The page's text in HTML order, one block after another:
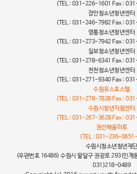
(TEL : 031-226-1601 Fax :
장안청소년청년센터
(TEL : 031-246-7982 Fax :
영통청소년청년센터
(TEL : 031-273-7942 Fax :
칠보청소년청년센터
(TEL : 031-278-6341 Fax :
천천청소년청년센터
(TEL : 031-271-9340 Fax :
수원유스호스텔
(TEL : 031-278-7828 Fax :
수원시청년지원센터
(TEL : 031-267-3628 Fax :
권선배움마루
(TEL : 031-236-
수원시청소년청년재
(우편번호 16486) 수원시 팔달구 권광로 293(인
031)218-0489